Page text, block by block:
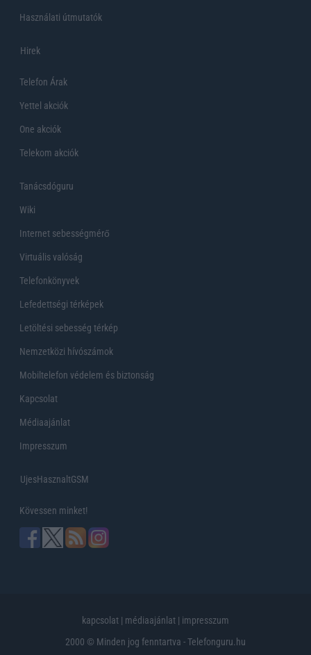
Használati útmutatók
Hirek
Telefon Árak
Yettel akciók
One akciók
Telekom akciók
Tanácsdóguru
Wiki
Internet sebességmérő
Virtuális valóság
Telefonkönyvek
Lefedettségi térképek
Letöltési sebesség térkép
Nemzetközi hívószámok
Mobiltelefon védelem és biztonság
Kapcsolat
Médiaajánlat
Impresszum
UjesHasznaltGSM
Kövessen minket!
kapcsolat | médiaajánlat | impresszum
2000 © Minden jog fenntartva - Telefonguru.hu